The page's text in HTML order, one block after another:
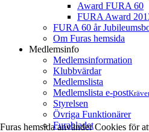
Award FURA 60
FURA Award
FURA 60 år
Om Furas hemsida
Medlemsinfo
Medlemsinformation
Klubbvärdar
Medlemslista
Medlemslista e-post
Styrelsen
Övriga Funktionärer
Furabladet
Furas hemsida använder Cookies för